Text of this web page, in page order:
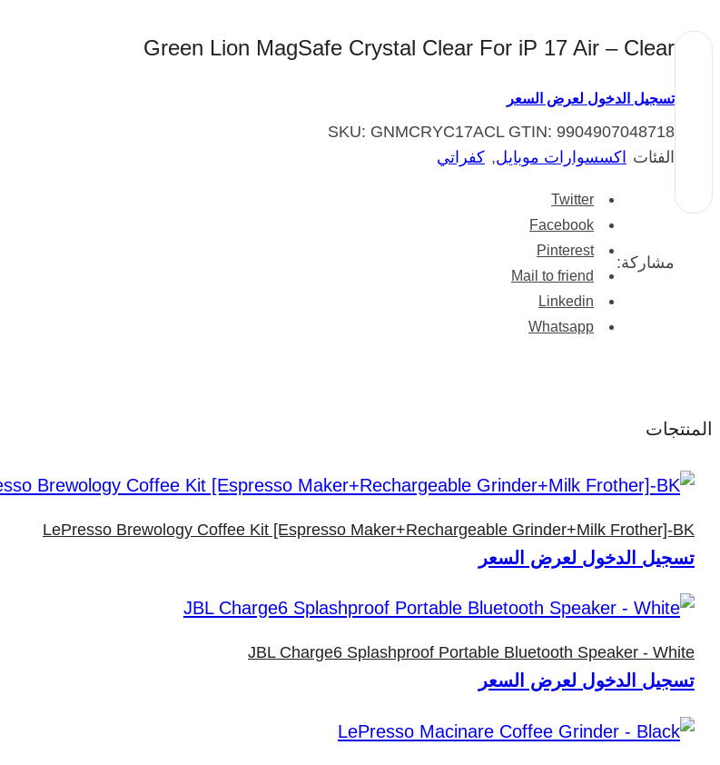
Green Lion MagSafe Crystal Clear For iP 17 Air – Clear
تسجيل الدخول لعرض السعر
SKU: GNMCRYC17ACL GTIN: 9904907048718
الفئات
اكسسوارات موبايل, كفراتي
مشاركة:
Twitter
Facebook
Pinterest
Mail to friend
Linkedin
Whatsapp
المنتجات
LePresso Brewology Coffee Kit [Espresso Maker+Rechargeable Grinder+Milk Frother]-BK
تسجيل الدخول لعرض السعر
JBL Charge6 Splashproof Portable Bluetooth Speaker - White
تسجيل الدخول لعرض السعر